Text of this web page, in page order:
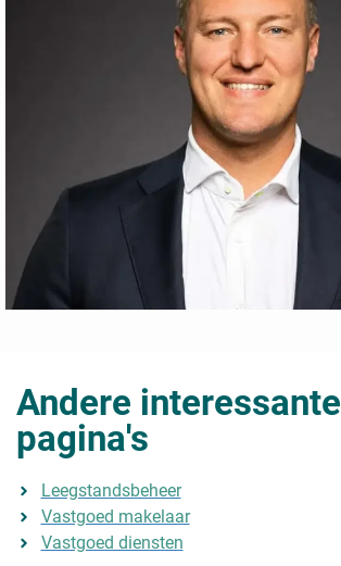
Andere interessante
pagina's
Leegstandsbeheer
Vastgoed makelaar
Vastgoed diensten